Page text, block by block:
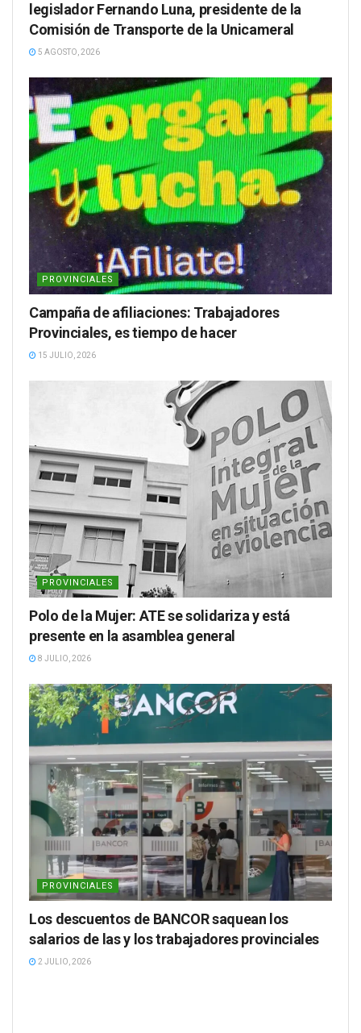
legislador Fernando Luna, presidente de la
Comisión de Transporte de la Unicameral
5 AGOSTO, 2026
PROVINCIALES
Campaña de afiliaciones: Trabajadores
Provinciales, es tiempo de hacer
15 JULIO, 2026
PROVINCIALES
Polo de la Mujer: ATE se solidariza y está
presente en la asamblea general
8 JULIO, 2026
PROVINCIALES
Los descuentos de BANCOR saquean los
salarios de las y los trabajadores provinciales
2 JULIO, 2026